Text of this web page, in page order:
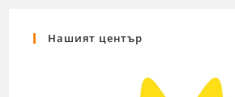
Нашият център